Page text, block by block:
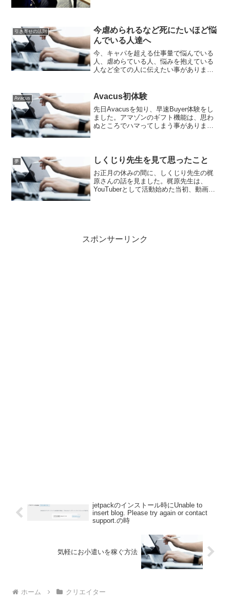
す。お名前...
引き寄せの法則
今虐められるなど死にたいほど悩
んでいる人達へ
今、キャパを超える仕事量で悩んでいる
人、虐めらている人、悩みを抱えている
人など全ての人に伝えたい事がありま
簡単にまとめて書くと、あなたが見てい
る世界は、あなたの心が作り...
Avacus Avacus初体験
先日Avacusを知り、早速Buyer体験をし
ました。アマゾンのギフト機能は、思わ
ぬところでハマってしまう事がありま
しょう。本名が思わ...
夢 しくじり先生を見て思ったこと
お正月の休みの間に、しくじり先生の梶
原さんの話を見ました。梶原先生は、
YouTuberとして活動始めた当初、動画を
スポンサーリンク
jetpackのインストール時にUnable to
insert blog. Please try again or contact
support.の時
気軽にお小遣いを稼ぐ方法
ホーム クリエイター